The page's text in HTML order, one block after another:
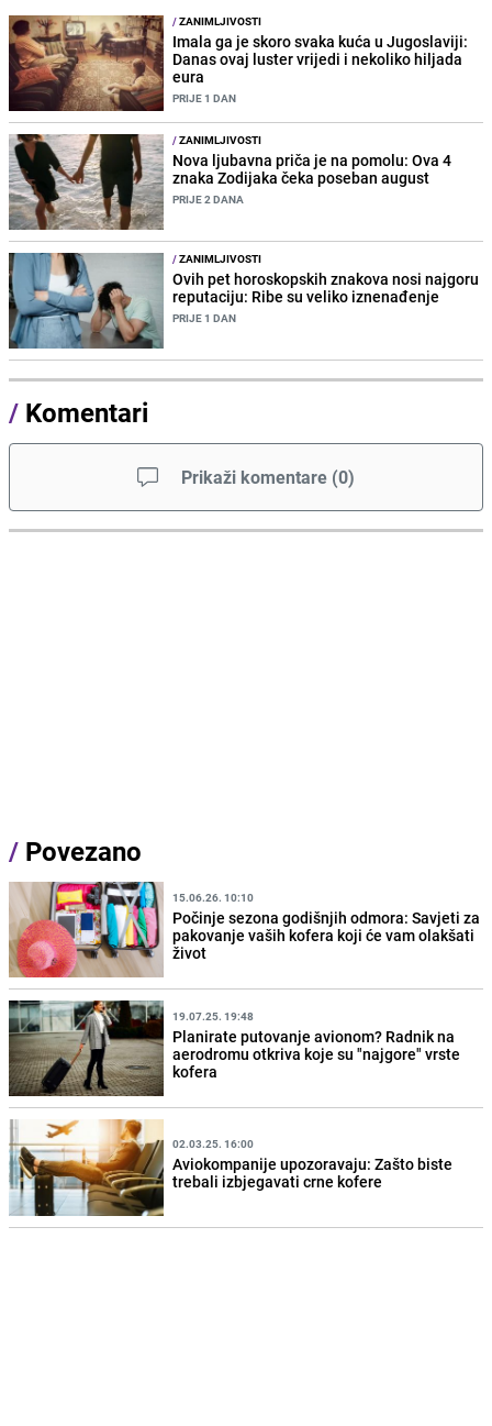
/ZANIMLJIVOSTI
Imala ga je skoro svaka kuća u Jugoslaviji:
Danas ovaj luster vrijedi i nekoliko hiljada
eura
PRIJE 1 DAN
/ZANIMLJIVOSTI
Nova ljubavna priča je na pomolu: Ova 4
znaka Zodijaka čeka poseban august
PRIJE 2 DANA
/ZANIMLJIVOSTI
Ovih pet horoskopskih znakova nosi najgoru
reputaciju: Ribe su veliko iznenađenje
PRIJE 1 DAN
/ Komentari
Prikaži komentare (0)
/ Povezano
15.06.26. 10:10
Počinje sezona godišnjih odmora: Savjeti za
pakovanje vaših kofera koji će vam olakšati
život
19.07.25. 19:48
Planirate putovanje avionom? Radnik na
aerodromu otkriva koje su "najgore" vrste
kofera
02.03.25. 16:00
Aviokompanije upozoravaju: Zašto biste
trebali izbjegavati crne kofere